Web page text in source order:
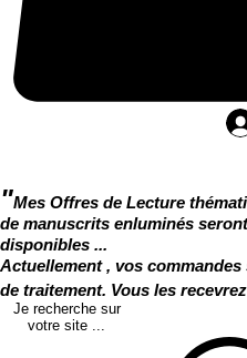
"Mes Offres de Lecture
de manuscrits enluminés
disponibles ...
Actuellement , vos
de traitement. Vous les
Je recherche sur
votre site ...